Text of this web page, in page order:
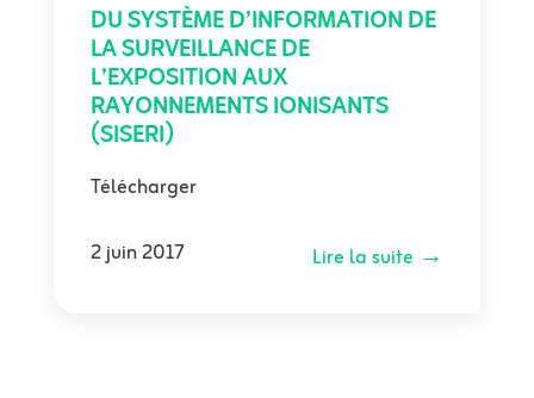
DU SYSTÈME D’INFORMATION DE
LA SURVEILLANCE DE
L’EXPOSITION AUX
RAYONNEMENTS IONISANTS
(SISERI)
Télécharger
2 juin 2017
Lire la suite →